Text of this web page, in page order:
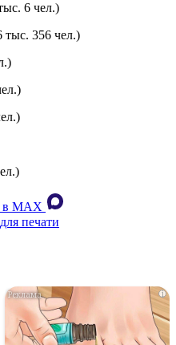
6 чел.)
356 чел.)
в MAХ
печати
i